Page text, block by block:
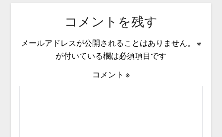
コメントを残す
メールアドレスが公開されることはありません。
※
が付いている欄は必須項目です
コメント ※